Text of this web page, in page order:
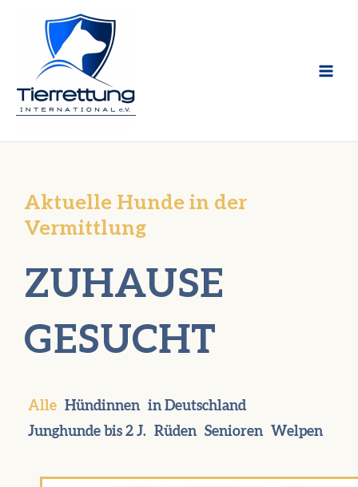
Aktuelle Hunde in der
Vermittlung
ZUHAUSE
GESUCHT
Hündinnen in Deutschland
Junghunde bis 2 J. Rüden Senioren Welpen
Alle